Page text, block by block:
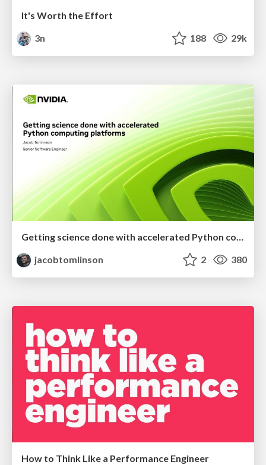
It's Worth the Effort
3n
188 29k
Getting science done with accelerated Python computing platforms
jacobtomlinson
2 380
How to Think Like a Performance Engineer